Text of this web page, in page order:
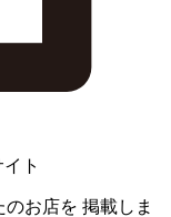
ト
のお店を 掲載しま